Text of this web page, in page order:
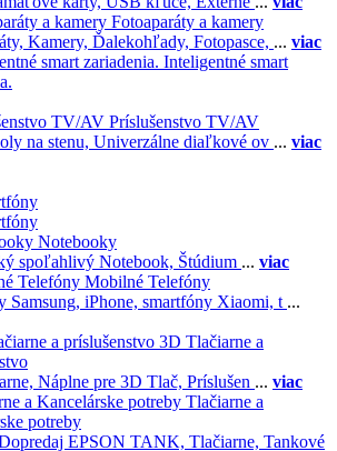
Fotoaparáty a kamery
Kamery, Ďalekohľady, Fotopasce, ... viac
Inteligentné smart
Príslušenstvo TV/AV
na stenu, Univerzálne diaľkové ov ... viac
Notebooky
spoľahlivý Notebook, Štúdium ... viac
Mobilné Telefóny
Samsung, iPhone, smartfóny Xiaomi, t ...
3D Tlačiarne a
Náplne pre 3D Tlač, Príslušen ... viac
Tlačiarne a
potreby
EPSON TANK, Tlačiarne, Tankové